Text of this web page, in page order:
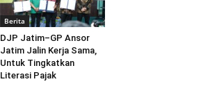
Berita
DJP Jatim–GP Ansor
Jatim Jalin Kerja Sama,
Untuk Tingkatkan
Literasi Pajak